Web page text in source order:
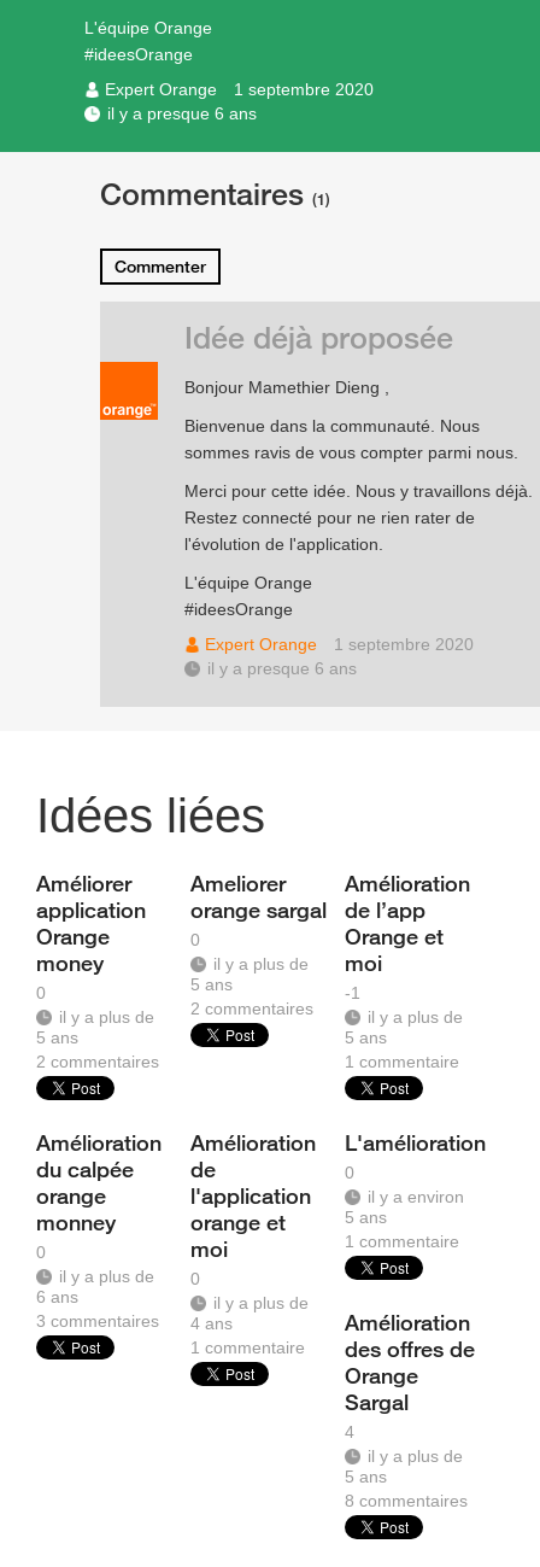
L'équipe Orange
#ideesOrange
Expert Orange
1 septembre 2020
il y a presque 6 ans
Commentaires (1)
Commenter
Bonjour Mamethier Dieng ,
Bienvenue dans la communauté. Nous
sommes ravis de vous compter parmi nous.
Merci pour cette idée. Nous y travaillons déjà.
Restez connecté pour ne rien rater de
l'évolution de l'application.
L'équipe Orange
#ideesOrange
Expert Orange
1 septembre 2020
il y a presque 6 ans
Idée déjà proposée
Idées liées
Améliorer
application
Orange
money
0
il y a plus de
5 ans
2 commentaires
Ameliorer
orange sargal
0
il y a plus de
5 ans
2commentaires
Amélioration
de l’app
Orange et
moi
-1
il y a plus de
5 ans
1commentaire
Amélioration
du calpée
orange
monney
0
il y a plus de
6 ans
3 commentaires
Amélioration
de
l'application
orange et
moi
0
il y a plus de
4 ans
1commentaire
L'amélioration
0
il y a environ
5 ans
1commentaire
Amélioration
des offres de
Orange
Sargal
4
il y a plus de
5 ans
8commentaires